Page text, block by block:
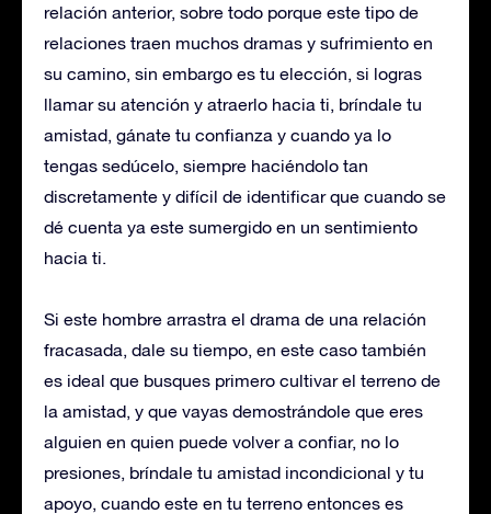
relación anterior, sobre todo porque este tipo de
relaciones traen muchos dramas y sufrimiento en
su camino, sin embargo es tu elección, si logras
llamar su atención y atraerlo hacia ti, bríndale tu
amistad, gánate tu confianza y cuando ya lo
tengas sedúcelo, siempre haciéndolo tan
discretamente y difícil de identificar que cuando se
dé cuenta ya este sumergido en un sentimiento
hacia ti.
Si este hombre arrastra el drama de una relación
fracasada, dale su tiempo, en este caso también
es ideal que busques primero cultivar el terreno de
la amistad, y que vayas demostrándole que eres
alguien en quien puede volver a confiar, no lo
presiones, bríndale tu amistad incondicional y tu
apoyo, cuando este en tu terreno entonces es